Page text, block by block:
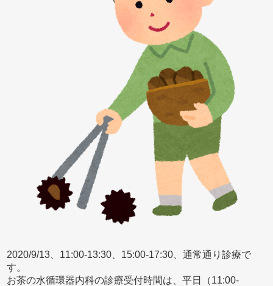
2020/9/13、11:00-13:30、15:00-17:30、通常通り診療で
す。
お茶の水循環器内科の診療受付時間は、平日（11:00-